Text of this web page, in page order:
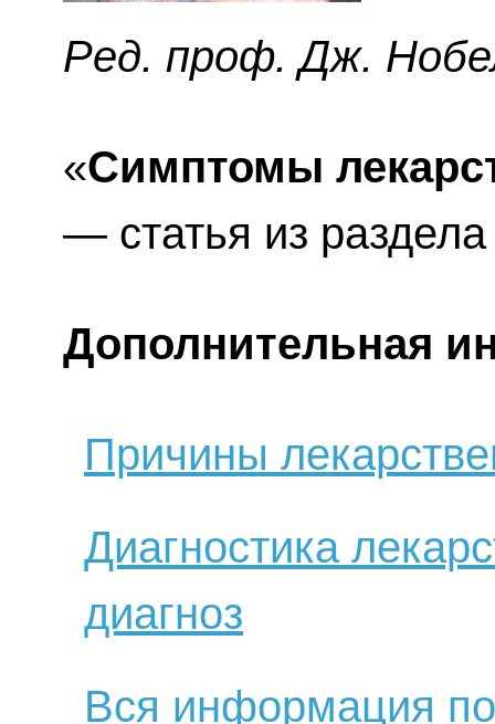
Ред. проф. Дж.
«Симптомы
— статья из
Дополнительная
Причины
Диагностика
диагноз
Вся информация